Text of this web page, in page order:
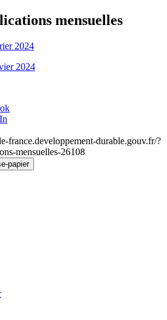
mensuelles
2024
2024
france.developpement-durable.gouv.fr/?
mensuelles-26108
papier